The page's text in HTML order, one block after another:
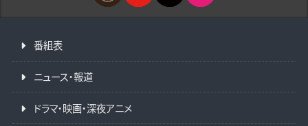
番組表
ニュース・報道
ドラマ・映画・深夜アニメ